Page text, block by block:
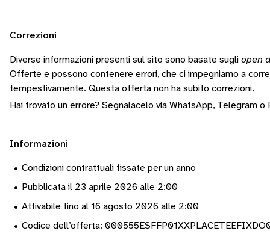
Correzioni
Diverse informazioni presenti sul sito sono basate sugli open
Offerte e possono contenere errori, che ci impegniamo a
tempestivamente. Questa offerta non ha subito correzioni.
Hai trovato un errore? Segnalacelo via WhatsApp, Telegram o
Informazioni
• Condizioni contrattuali fissate per un anno
• Pubblicata il 23 aprile 2026 alle 2:00
• Attivabile fino al 16 agosto 2026 alle 2:00
• Codice dell’offerta: